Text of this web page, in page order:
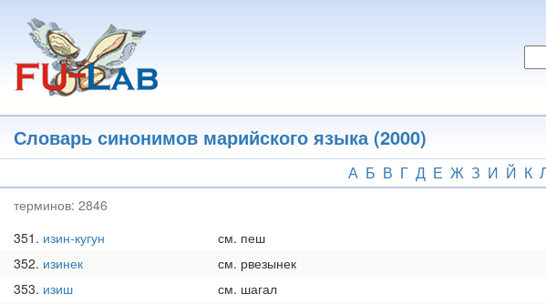
основному
содержанию
Словарь синонимов марийского языка (2000)
А Б В Г Д Е Ж З И Й К
терминов: 2846
351 изин-кугун
см. пеш
352 изинек
см. рвезынек
353 изиш
см. шагал